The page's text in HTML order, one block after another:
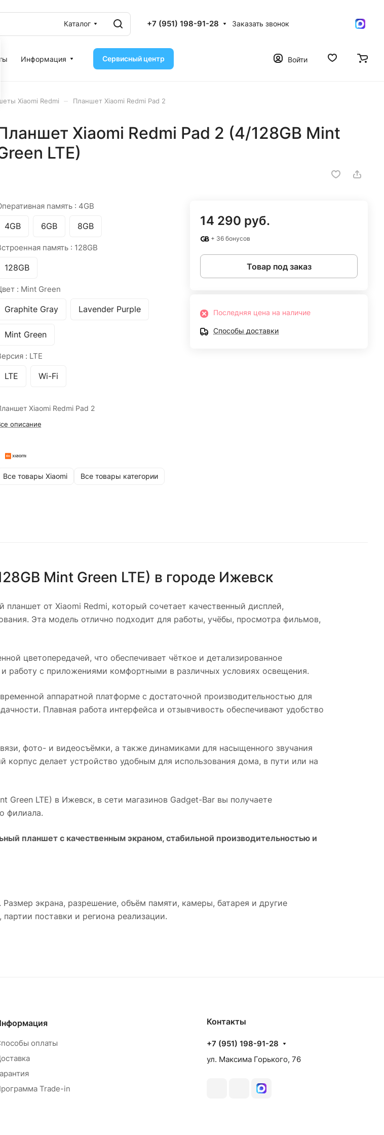
Каталог +7 (951) 198-91-28 Заказать звонок
Информация Сервисный центр Войти
Xiaomi Redmi Планшет Xiaomi Redmi Pad 2
Xiaomi Redmi Pad 2 (4/128GB Mint
LTE)
память : 4GB
4GB 6GB 8GB
память : 128GB
128GB
: Mint Green
Graphite Gray Lavender Purple
Mint Green
: LTE
LTE Wi-Fi
Xiaomi Redmi Pad 2
описание
Все товары Xiaomi Все товары категории
14 290 руб.
+ 36 бонусов
Товар под заказ
Последняя цена на наличие
Способы доставки
Mint Green LTE) в городе Ижевск
от Xiaomi Redmi, который сочетает качественный дисплей,
Эта модель отлично подходит для работы, учёбы, просмотра фильмов,
цветопередачей, что обеспечивает чёткое и детализированное
работу с приложениями комфортными в различных условиях освещения.
аппаратной платформе с достаточной производительностью для
Плавная работа интерфейса и отзывчивость обеспечивают удобство
фото- и видеосъёмки, а также динамиками для насыщенного звучания
делает устройство удобным для использования дома, в пути или на
Green LTE) в Ижевск, в сети магазинов Gadget-Bar вы получаете
филиала.
планшет с качественным экраном, стабильной производительностью и
экрана, разрешение, объём памяти, камеры, батарея и другие
поставки и региона реализации.
оплаты
Trade-in
Контакты
+7 (951) 198-91-28
ул. Максима Горького, 76